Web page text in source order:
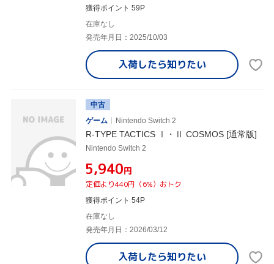
獲得ポイント 59P
在庫なし
発売年月日：2025/10/03
入荷したら知りたい
中古
ゲーム
Nintendo Switch 2
R-TYPE TACTICS Ⅰ・Ⅱ COSMOS [通常版]
Nintendo Switch 2
¥5,940円
定価より440円（6%）おトク
獲得ポイント 54P
在庫なし
発売年月日：2026/03/12
入荷したら知りたい